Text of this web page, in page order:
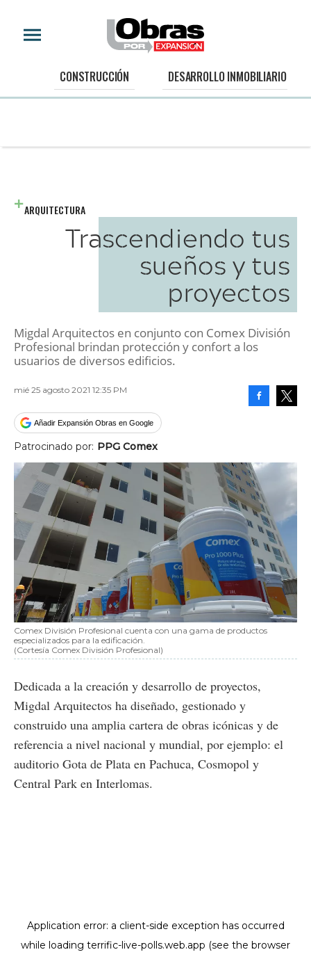
CONSTRUCCIÓN DESARROLLO INMOBILIARIO
ARQUITECTURA
Trascendiendo tus
sueños y tus
proyectos
Migdal Arquitectos en conjunto con Comex División
Profesional brindan protección y confort a los
usuarios de diversos edificios.
mié 25 agosto 2021 12:35 PM
Añadir Expansión Obras en Google
Patrocinado por: PPG Comex
Comex División Profesional cuenta con una gama de productos
especializados para la edificación.
(Cortesía Comex División Profesional)
Dedicada a la creación y desarrollo de proyectos,
Migdal Arquitectos ha diseñado, gestionado y
construido una amplia cartera de obras icónicas y de
referencia a nivel nacional y mundial, por ejemplo: el
auditorio Gota de Plata en Pachuca, Cosmopol y
Central Park en Interlomas.